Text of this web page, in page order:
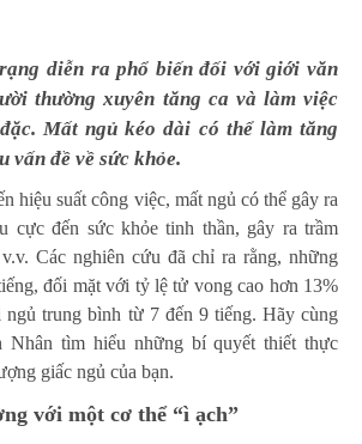
diễn ra phổ biến đối với giới văn
thường xuyên tăng ca và làm việc
Mất ngủ kéo dài có thể làm tăng
vấn đề về sức khỏe.
hiệu suất công việc, mất ngủ có thể gây ra
cực đến sức khỏe tinh thần, gây ra trầm
Các nghiên cứu đã chỉ ra rằng, những
đối mặt với tỷ lệ tử vong cao hơn 13%
trung bình từ 7 đến 9 tiếng. Hãy cùng
Nhân tìm hiểu những bí quyết thiết thực
giấc ngủ của bạn.
với một cơ thể “ì ạch”